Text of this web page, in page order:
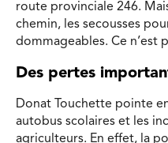
route provinciale 246.
chemin, les secousses
dommageables. Ce n’est
Des pertes
Donat Touchette pointe
autobus scolaires et les
agriculteurs. En effet, la